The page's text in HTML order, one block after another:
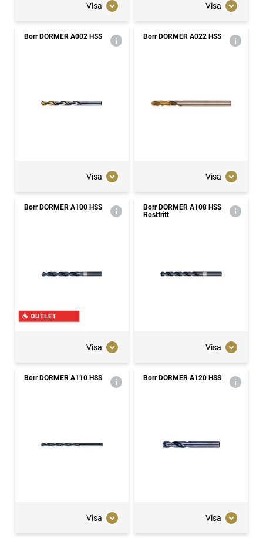
Visa Visa
Borr DORMER A002 HSS
Visa
Borr DORMER A022 HSS
Visa
Borr DORMER A100 HSS
OUTLET
Visa
Borr DORMER A108 HSS
Rostfritt
Visa
Borr DORMER A110 HSS
Visa
Borr DORMER A120 HSS
Visa